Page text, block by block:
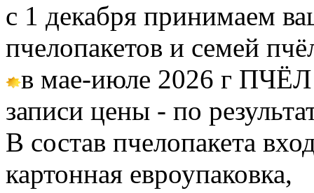
с 1 декабря принимаем
пчелопакетов и семей
в мае-июле 2026 г
записи цены - по
В состав пчелопакета
картонная евроупаковка,